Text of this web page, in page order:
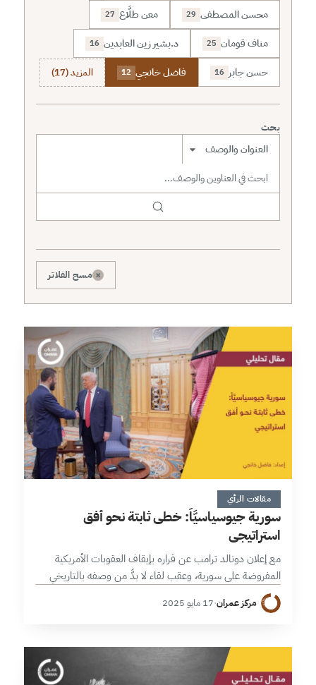
محسن المصطفى 29 معن طلَّاع 27
مناف قومان 25 د.بشير زين العابدين 16
حسن جابر 16 فاضل خانجي 12 المزيد (17)
بحث
نطاق البحث
× مسح الفلاتر
7 دقائق
مقالات الرأي
سورية جيوسياسيَّاً: خطى ثابتة نحو أفق
استراتيجي
مع إعلان دونالد ترامب عن قراره بإيقاف العقوبات الأمريكية
المفروضة على سورية، وعقب لقاء لا بدَّ من وصفه بالتاريخي
جمع الرئيس السوري أحمد الشرع والرئيس الأمريكي دونالد
ترامب بوساطة ولي…
مركز عمران·17 مايو 2025